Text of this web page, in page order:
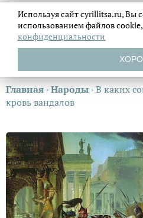
Главная ›Народы ›В каких
кровь вандалов
Используя сайт cyrillitsa.ru, Вы
использованием файлов
конфиденциальности